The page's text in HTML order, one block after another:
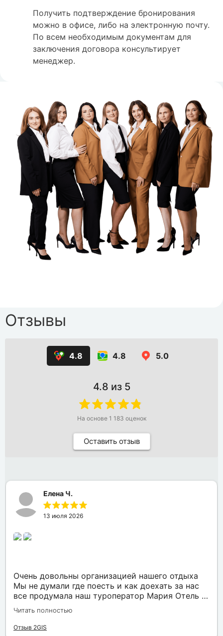
Получить подтверждение бронирования
можно в офисе, либо на электронную почту.
По всем необходимым документам для
заключения договора консультирует
менеджер.
Отзывы
4.8 4.8 5.0
4.8 из 5
На основе 1 183 оценок
Оставить отзыв
Елена Ч.
13 июля 2026
Очень довольны организацией нашего отдыха
Мы не думали где поесть и как доехать за нас
все продумала наш туроператор Мария Отель в
котором мы жили находится в тихом месте в
шаговой доступности большое количество
достопримечательностей и мест где можно
Читать полностью
Отзыв 2GIS